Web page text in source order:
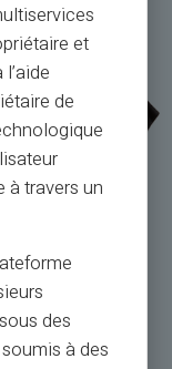
et
de
à travers un
des
à des